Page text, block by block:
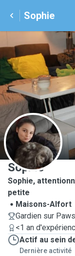
Sophie
S
Sophie
Sophie,
petite
Maisons-Alfort
Gardien sur
<1 an
Actif au sein
Dernière activité